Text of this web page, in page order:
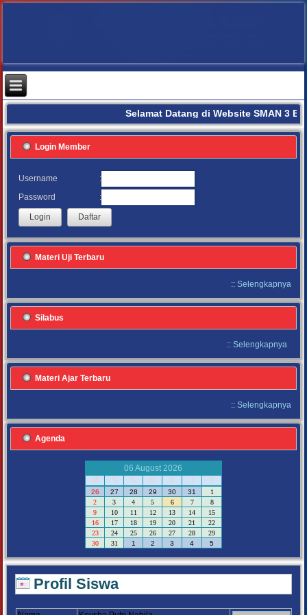
Selamat Datang di Website SMAN 3
Login Member
Username
:
Password
:
Materi Uji Terbaru
:: Selengkapnya
Silabus
:: Selengkapnya
Materi Ajar Terbaru
:: Selengkapnya
Agenda
06 August 2026
M
S S R K J S
26 27 28 29 30 31
1
2
3 4 5 6 7
8
9
10 11 12 13 14
15
16
17 18 19 20 21
22
23
24 25 26 27 28
29
30
31 1 2 3 4 5
Profil Siswa